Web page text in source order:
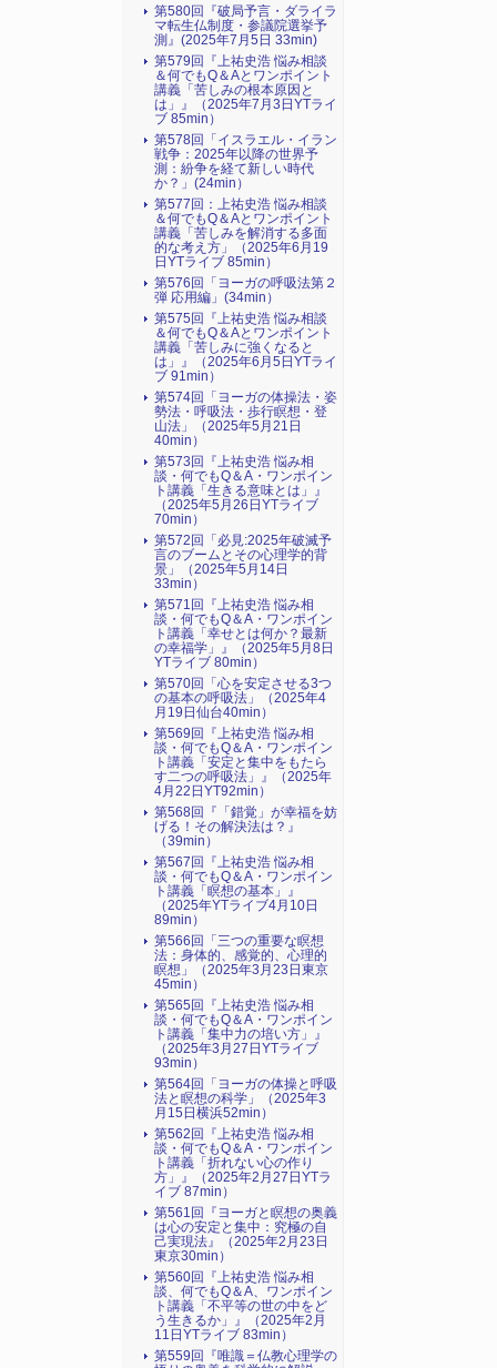
第580回『破局予言・ダライラ
マ転生仏制度・参議院選挙予
測』(2025年7月5日 33min)
第579回『上祐史浩 悩み相談
＆何でもQ＆Aとワンポイント
講義「苦しみの根本原因と
は」』（2025年7月3日YTライ
ブ 85min）
第578回「イスラエル・イラン
戦争：2025年以降の世界予
測：紛争を経て新しい時代
か？」(24min）
第577回：上祐史浩 悩み相談
＆何でもQ＆Aとワンポイント
講義「苦しみを解消する多面
的な考え方」（2025年6月19
日YTライブ 85min）
第576回「ヨーガの呼吸法第２
弾 応用編」(34min）
第575回『上祐史浩 悩み相談
＆何でもQ＆Aとワンポイント
講義「苦しみに強くなると
は」』（2025年6月5日YTライ
ブ 91min）
第574回「ヨーガの体操法・姿
勢法・呼吸法・歩行瞑想・登
山法」（2025年5月21日
40min）
第573回『上祐史浩 悩み相
談・何でもQ＆A・ワンポイン
ト講義「生きる意味とは」』
（2025年5月26日YTライブ
70min）
第572回「必見:2025年破滅予
言のブームとその心理学的背
景」（2025年5月14日
33min）
第571回『上祐史浩 悩み相
談・何でもQ＆A・ワンポイン
ト講義「幸せとは何か？最新
の幸福学」』（2025年5月8日
YTライブ 80min）
第570回「心を安定させる3つ
の基本の呼吸法」（2025年4
月19日仙台40min）
第569回『上祐史浩 悩み相
談・何でもQ＆A・ワンポイン
ト講義「安定と集中をもたら
す二つの呼吸法」』（2025年
4月22日YT92min）
第568回『「錯覚」が幸福を妨
げる！その解決法は？』
（39min）
第567回『上祐史浩 悩み相
談・何でもQ＆A・ワンポイン
ト講義「瞑想の基本」』
（2025年YTライブ4月10日
89min）
第566回「三つの重要な瞑想
法：身体的、感覚的、心理的
瞑想」（2025年3月23日東京
45min）
第565回『上祐史浩 悩み相
談・何でもQ＆A・ワンポイン
ト講義「集中力の培い方」』
（2025年3月27日YTライブ
93min）
第564回「ヨーガの体操と呼吸
法と瞑想の科学」（2025年3
月15日横浜52min）
第562回『上祐史浩 悩み相
談・何でもQ＆A・ワンポイン
ト講義「折れない心の作り
方」』（2025年2月27日YTラ
イブ 87min）
第561回『ヨーガと瞑想の奥義
は心の安定と集中：究極の自
己実現法』（2025年2月23日
東京30min）
第560回『上祐史浩 悩み相
談、何でもQ＆A、ワンポイン
ト講義「不平等の世の中をど
う生きるか」』（2025年2月
11日YTライブ 83min）
第559回『唯識＝仏教心理学の